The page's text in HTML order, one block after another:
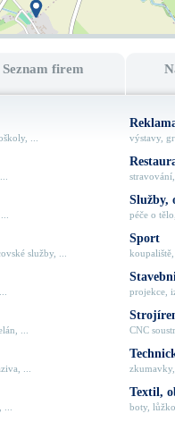
Seznam firem
...
služby, ...
...
...
výstavy,
Služby,
péče o
Sport
projekce,
CNC
Textil,
boty,